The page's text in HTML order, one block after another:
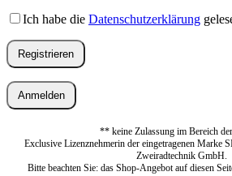
Ich habe die Datenschutzerklärung
Registrieren
Anmelden
** keine Zulassung im Bereich
Exclusive Lizenznehmerin der eingetragenen
Zweiradtechnik GmbH.
Bitte beachten Sie: das Shop-Angebot auf diesen